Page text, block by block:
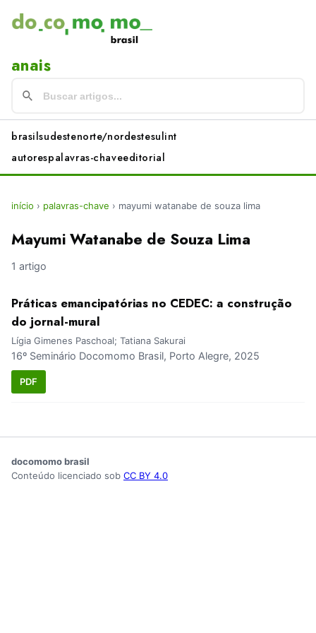
anais
brasilsudestenorte/nordestesulint
autorespalavras-chaveeditorial
início › palavras-chave › mayumi watanabe de souza lima
Mayumi Watanabe de Souza Lima
1 artigo
Práticas emancipatórias no CEDEC: a construção
do jornal-mural
Lígia Gimenes Paschoal; Tatiana Sakurai
16º Seminário Docomomo Brasil, Porto Alegre, 2025
PDF
docomomo brasil
Conteúdo licenciado sob CC BY 4.0